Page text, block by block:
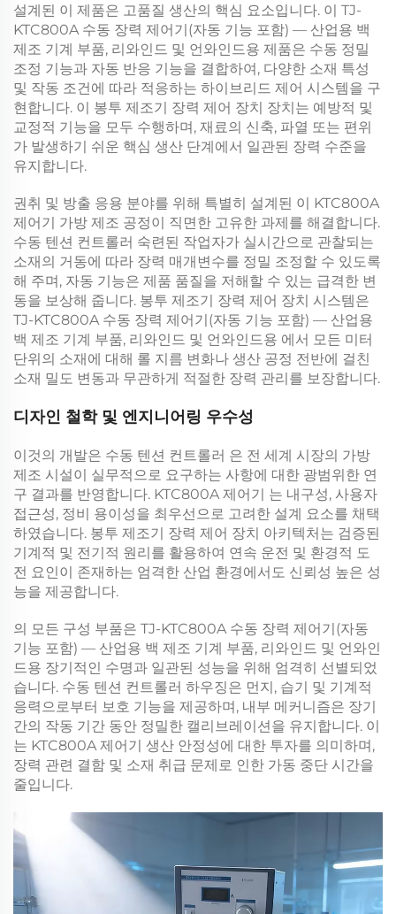
설계된 이 제품은 고품질 생산의 핵심 요소입니다. 이 TJ-
KTC800A 수동 장력 제어기(자동 기능 포함) — 산업용 백
제조 기계 부품, 리와인드 및 언와인드용 제품은 수동 정밀
조정 기능과 자동 반응 기능을 결합하여, 다양한 소재 특성
및 작동 조건에 따라 적응하는 하이브리드 제어 시스템을 구
현합니다. 이 봉투 제조기 장력 제어 장치 장치는 예방적 및
교정적 기능을 모두 수행하며, 재료의 신축, 파열 또는 편위
가 발생하기 쉬운 핵심 생산 단계에서 일관된 장력 수준을
유지합니다.
권취 및 방출 응용 분야를 위해 특별히 설계된 이 KTC800A
제어기 가방 제조 공정이 직면한 고유한 과제를 해결합니다.
수동 텐션 컨트롤러 숙련된 작업자가 실시간으로 관찰되는
소재의 거동에 따라 장력 매개변수를 정밀 조정할 수 있도록
해 주며, 자동 기능은 제품 품질을 저해할 수 있는 급격한 변
동을 보상해 줍니다. 봉투 제조기 장력 제어 장치 시스템은
TJ-KTC800A 수동 장력 제어기(자동 기능 포함) — 산업용
백 제조 기계 부품, 리와인드 및 언와인드용 에서 모든 미터
단위의 소재에 대해 롤 지름 변화나 생산 공정 전반에 걸친
소재 밀도 변동과 무관하게 적절한 장력 관리를 보장합니다.
디자인 철학 및 엔지니어링 우수성
이것의 개발은 수동 텐션 컨트롤러 은 전 세계 시장의 가방
제조 시설이 실무적으로 요구하는 사항에 대한 광범위한 연
구 결과를 반영합니다. KTC800A 제어기 는 내구성, 사용자
접근성, 정비 용이성을 최우선으로 고려한 설계 요소를 채택
하였습니다. 봉투 제조기 장력 제어 장치 아키텍처는 검증된
기계적 및 전기적 원리를 활용하여 연속 운전 및 환경적 도
전 요인이 존재하는 엄격한 산업 환경에서도 신뢰성 높은 성
능을 제공합니다.
의 모든 구성 부품은 TJ-KTC800A 수동 장력 제어기(자동
기능 포함) — 산업용 백 제조 기계 부품, 리와인드 및 언와인
드용 장기적인 수명과 일관된 성능을 위해 엄격히 선별되었
습니다. 수동 텐션 컨트롤러 하우징은 먼지, 습기 및 기계적
응력으로부터 보호 기능을 제공하며, 내부 메커니즘은 장기
간의 작동 기간 동안 정밀한 캘리브레이션을 유지합니다. 이
는 KTC800A 제어기 생산 안정성에 대한 투자를 의미하며,
장력 관련 결함 및 소재 취급 문제로 인한 가동 중단 시간을
줄입니다.